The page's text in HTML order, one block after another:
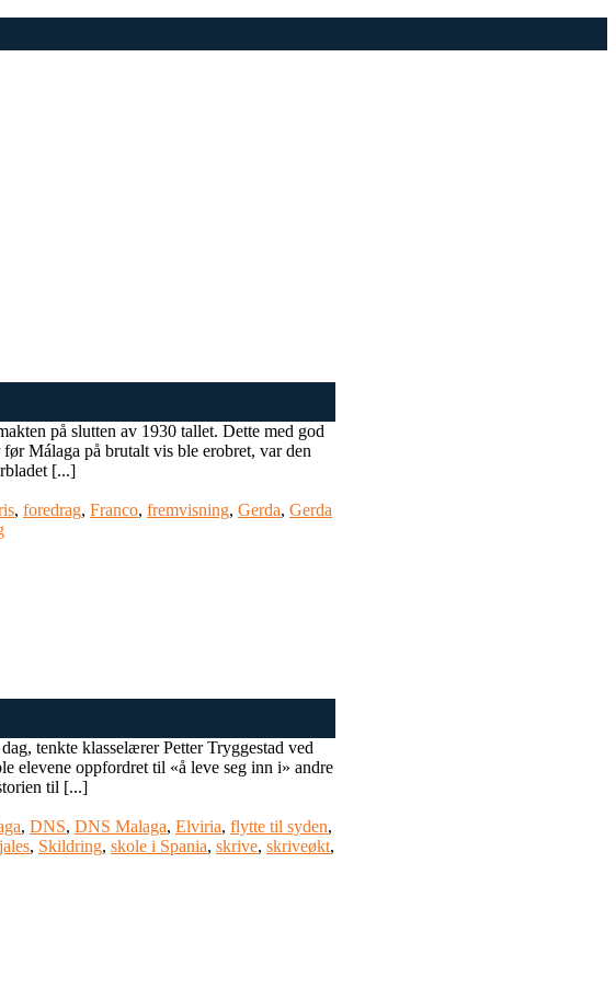
på slutten av 1930 tallet. Dette med god
Málaga på brutalt vis ble erobret, var den
[...]
, foredrag, Franco, fremvisning, Gerda, Gerda
tenkte klasselærer Petter Tryggestad ved
elevene oppfordret til «å leve seg inn i» andre
til [...]
, DNS, DNS Malaga, Elviria, flytte til syden,
, Skildring, skole i Spania, skrive, skriveøkt,